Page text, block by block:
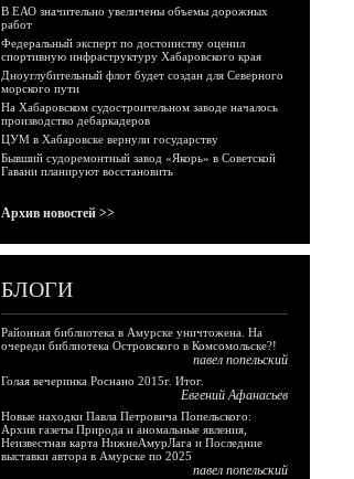
В ЕАО значительно увеличены объемы дорожных
работ
Федеральный эксперт по достоинству оценил
спортивную инфраструктуру Хабаровского края
Дноуглубительный флот будет создан для Северного
морского пути
На Хабаровском судостроительном заводе началось
производство дебаркадеров
ЦУМ в Хабаровске вернули государству
Бывший судоремонтный завод «Якорь» в Советской
Гавани планируют восстановить
Архив новостей >>
БЛОГИ
Районная библиотека в Амурске уничтожена. На
очереди библиотека Островского в Комсомольске?!
павел попельский
Голая вечеринка Роснано 2015г. Итог.
Евгений Афанасьев
Новые находки Павла Петровича Попельского:
Архив газеты Природа и аномальные явления,
Неизвестная карта НижнеАмурЛага и Последние
выставки автора в Амурске по 2025
павел попельский